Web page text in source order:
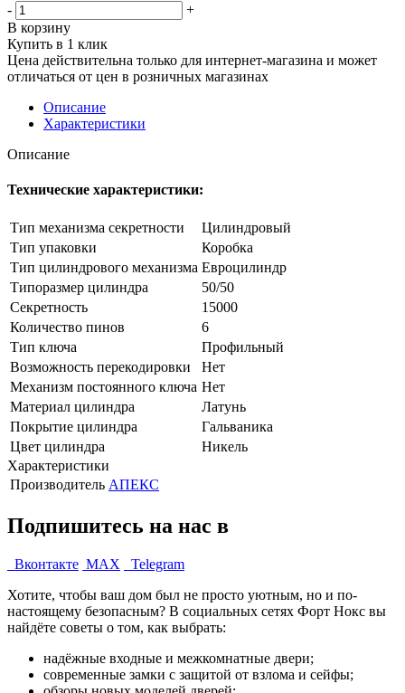
-
+
В корзину
Купить в 1 клик
Цена действительна только для интернет-магазина и может
отличаться от цен в розничных магазинах
Описание
Характеристики
Описание
Технические характеристики:
Тип механизма секретности
Цилиндровый
Тип упаковки
Коробка
Тип цилиндрового механизма Евроцилиндр
Типоразмер цилиндра
50/50
Секретность
15000
Количество пинов
6
Тип ключа
Профильный
Возможность перекодировки
Нет
Механизм постоянного ключа Нет
Материал цилиндра
Латунь
Покрытие цилиндра
Гальваника
Цвет цилиндра
Никель
Характеристики
Производитель АПЕКС
Подпишитесь на нас в
Вконтакте MAX
Telegram
Хотите, чтобы ваш дом был не просто уютным, но и по-
настоящему безопасным? В социальных сетях Форт Нокс вы
найдёте советы о том, как выбрать:
надёжные входные и межкомнатные двери;
современные замки с защитой от взлома и сейфы;